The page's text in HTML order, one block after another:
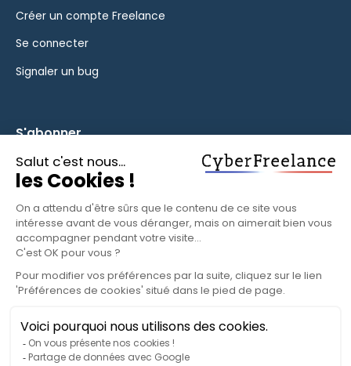
Créer un compte Freelance
Se connecter
Signaler un bug
S'abonner
Inscrivez-vous à notre newsletter pour rester informé des
fonctionnalités et des nouveautés.
S'ABONNER
© 2025 CyberFreelance. Tous droits réservés.
Politique de confidentialité